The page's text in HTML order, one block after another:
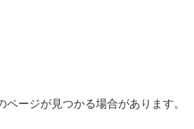
ージが見つかる場合があります。